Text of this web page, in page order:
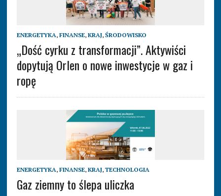
ENERGETYKA, FINANSE, KRAJ, ŚRODOWISKO
„Dość cyrku z transformacji”. Aktywiści
dopytują Orlen o nowe inwestycje w gaz i
ropę
ENERGETYKA, FINANSE, KRAJ, TECHNOLOGIA
Gaz ziemny to ślepa uliczka